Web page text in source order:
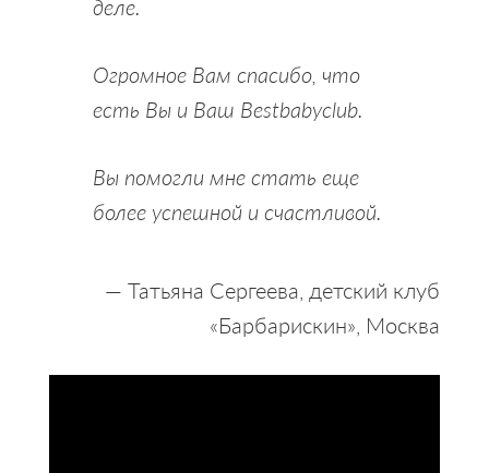
деле.
Огромное Вам спасибо, что
есть Вы и Ваш Bestbabyclub.
Вы помогли мне стать еще
более успешной и счастливой.
— Татьяна Сергеева, детский клуб
«Барбарискин», Москва